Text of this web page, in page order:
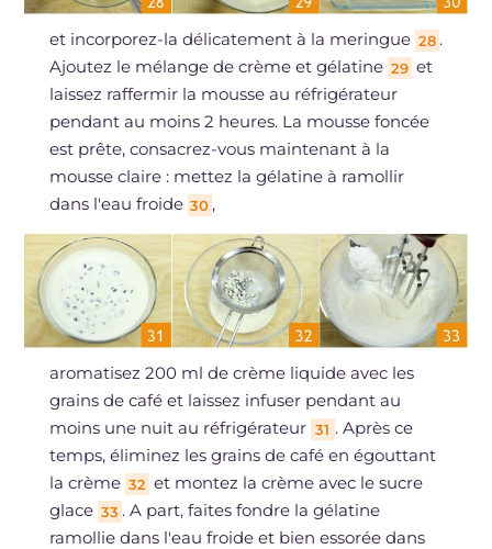
et incorporez-la délicatement à la meringue 28 .
Ajoutez le mélange de crème et gélatine 29 et
laissez raffermir la mousse au réfrigérateur
pendant au moins 2 heures. La mousse foncée
est prête, consacrez-vous maintenant à la
mousse claire : mettez la gélatine à ramollir
dans l'eau froide 30 ,
aromatisez 200 ml de crème liquide avec les
grains de café et laissez infuser pendant au
moins une nuit au réfrigérateur 31 . Après ce
temps, éliminez les grains de café en égouttant
la crème 32 et montez la crème avec le sucre
glace 33 . A part, faites fondre la gélatine
ramollie dans l'eau froide et bien essorée dans